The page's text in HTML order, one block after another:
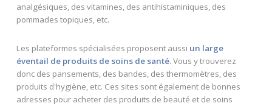
analgésiques, des vitamines, des antihistaminiques, des
pommades topiques, etc.
Les plateformes spécialisées proposent aussi un large
éventail de produits de soins de santé. Vous y trouverez
donc des pansements, des bandes, des thermomètres, des
produits d'hygiène, etc. Ces sites sont également de bonnes
adresses pour acheter des produits de beauté et de soins